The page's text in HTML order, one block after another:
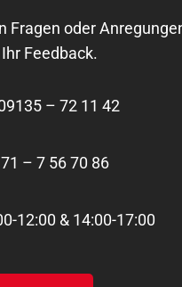
Fragen oder
Feedback.
– 72 11 42
– 7 56 70 86
12:00 & 14:00-17:00